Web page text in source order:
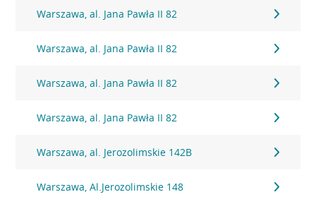
Warszawa, al. Jana Pawła II 82
Warszawa, al. Jana Pawła II 82
Warszawa, al. Jana Pawła II 82
Warszawa, al. Jana Pawła II 82
Warszawa, al. Jerozolimskie 142B
Warszawa, Al.Jerozolimskie 148